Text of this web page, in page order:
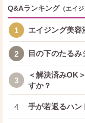
の声優さんを決める案の2
山のぶ代さんにも相談したそうです。 大山さんは夫の
んかじゃなくて、あの子（
いの」と気持ちを吐露したことが
声優交代は、色々な人が真
代に繋いでいくのかを考えた末
事に、大山さんが2001年に
大山のぶ代さんの心境が記
に入院したり、突然倒れた
元気なうちに自分から辞
て……」 大山さんが最初にドラえもんの声を降板する意向を示した3年後の
2004年、大山さんは夫の
んを、今度は本当に辞めようと思ってるの」
は、「そうだね、ペコ。も
く、ゆっくりすればいい
あだ名だそうです。) 上記の大山さんご夫妻のやりとりも週刊誌の記事に書か
Q&Aランキング （エイ
1 エイジング美容
2 目の下のたるみ
3
＜解決済みOK
すか？
4 手が若返るハン